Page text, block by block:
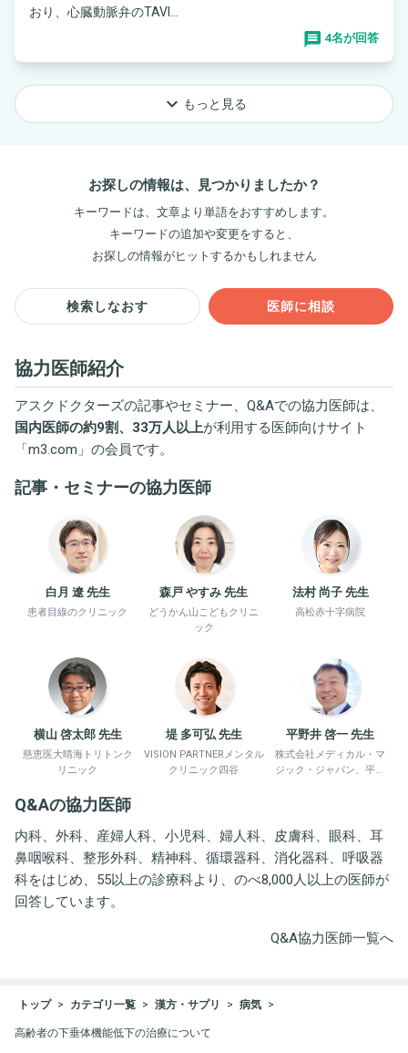
おり、心臓動脈弁のTAVI...
4名が回答
keyboard_arrow_down もっと見る
お探しの情報は、見つかりましたか？
キーワードは、文章より単語をおすすめします。
キーワードの追加や変更をすると、
お探しの情報がヒットするかもしれません
検索しなおす 医師に相談
協力医師紹介
アスクドクターズの記事やセミナー、Q&Aでの協力医師は、
国内医師の約9割、33万人以上が利用する医師向けサイト
「m3.com 」の会員です。
記事・セミナーの協力医師
白月 遼 先生
患者目線のクリニック
森戸 やすみ 先生
どうかん山こどもクリニ
ック
法村 尚子 先生
高松赤十字病院
横山 啓太郎 先生
慈恵医大晴海トリトンク
リニック
堤 多可弘 先生
VISION PARTNERメンタル
クリニック四谷
平野井 啓一 先生
株式会社メディカル・マ
ジック・ジャパン、平野
Q&Aの協力医師
内科、外科、産婦人科、小児科、婦人科、皮膚科、眼科、耳
鼻咽喉科、整形外科、精神科、循環器科、消化器科、呼吸器
科をはじめ、55以上の診療科より、のべ8,000人以上の医師が
回答しています。
Q&A協力医師一覧へ
トップ カテゴリ一覧 漢方・サプリ 病気
高齢者の下垂体機能低下の治療について